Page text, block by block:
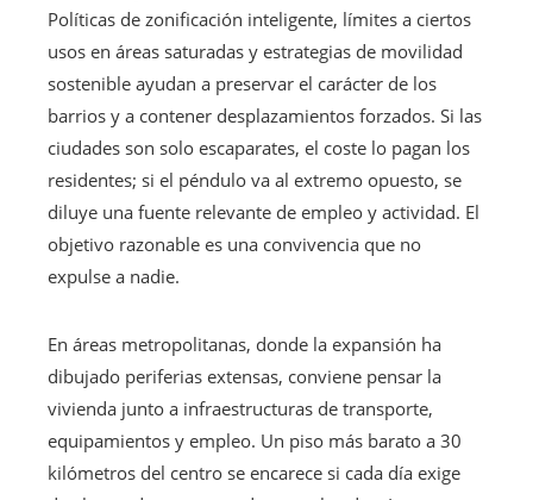
Políticas de zonificación inteligente, límites a ciertos
usos en áreas saturadas y estrategias de movilidad
sostenible ayudan a preservar el carácter de los
barrios y a contener desplazamientos forzados. Si las
ciudades son solo escaparates, el coste lo pagan los
residentes; si el péndulo va al extremo opuesto, se
diluye una fuente relevante de empleo y actividad. El
objetivo razonable es una convivencia que no
expulse a nadie.
En áreas metropolitanas, donde la expansión ha
dibujado periferias extensas, conviene pensar la
vivienda junto a infraestructuras de transporte,
equipamientos y empleo. Un piso más barato a 30
kilómetros del centro se encarece si cada día exige